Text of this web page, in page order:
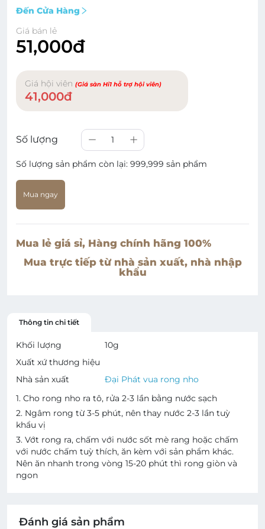
Đến Cửa Hàng
Giá bán lẻ
51,000đ
Giá hội viên (Giá sàn Hi1 hỗ trợ hội viên)
41,000đ
Số lượng 1
Số lượng sản phẩm còn lại: 999,999 sản phẩm
Mua ngay
Mua lẻ giá sỉ, Hàng chính hãng 100%
Mua trực tiếp từ nhà sản xuất, nhà nhập
khẩu
Thông tin chi tiết
Khối lượng 10g
Xuất xứ thương hiệu
Nhà sản xuất
Đại Phát vua rong nho
1. Cho rong nho ra tô, rửa 2-3 lần bằng nước sạch
2. Ngâm rong từ 3-5 phút, nên thay nước 2-3 lần tuỳ
khẩu vị
3. Vớt rong ra, chấm với nước sốt mè rang hoặc chấm
với nước chấm tuỳ thích, ăn kèm với sản phẩm khác.
Nên ăn nhanh trong vòng 15-20 phút thì rong giòn và
ngon
Đánh giá sản phẩm